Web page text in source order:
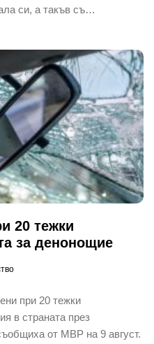
си, а такъв съ…
20 тежки
за денонощие
при 20 тежки
в страната през
от МВР на 9 август.